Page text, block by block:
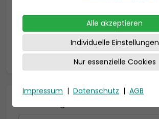
* = Pflichtfelder
Alle akzeptieren
Individuelle Einstellungen
Nur essenzielle Cookies
Impressum | Datenschutz | AGB